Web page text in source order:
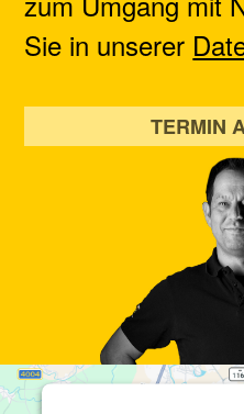
Sie in unserer
TERMIN